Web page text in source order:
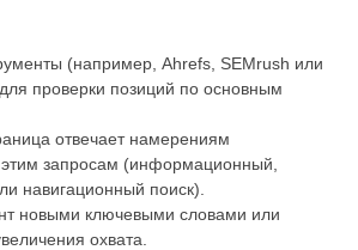
(например, Ahrefs, SEMrush или
проверки позиций по основным
отвечает намерениям
этим запросам (информационный,
навигационный поиск).
новыми ключевыми словами или
охвата.